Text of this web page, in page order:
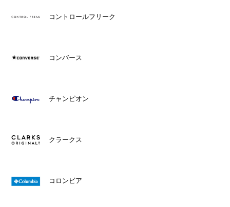
コントロールフリーク
コンバース
チャンピオン
クラークス
コロンビア